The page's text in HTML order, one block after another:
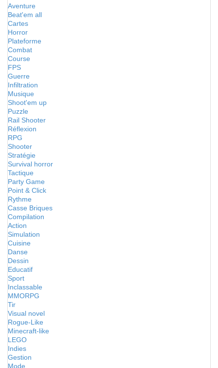
Aventure
Beat'em all
Cartes
Horror
Plateforme
Combat
Course
FPS
Guerre
Infiltration
Musique
Shoot'em up
Puzzle
Rail Shooter
Réflexion
RPG
Shooter
Stratégie
Survival horror
Tactique
Party Game
Point & Click
Rythme
Casse Briques
Compilation
Action
Simulation
Cuisine
Danse
Dessin
Educatif
Sport
Inclassable
MMORPG
Tir
Visual novel
Rogue-Like
Minecraft-like
LEGO
Indies
Gestion
Mode